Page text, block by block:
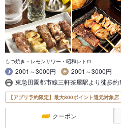
もつ焼き・レモンサワー・昭和レトロ
2001～3000円
2001～3000円
東急田園都市線三軒茶屋駅より徒歩約
【アプリ予約限定】最大800ポイント還元対象店
クーポン